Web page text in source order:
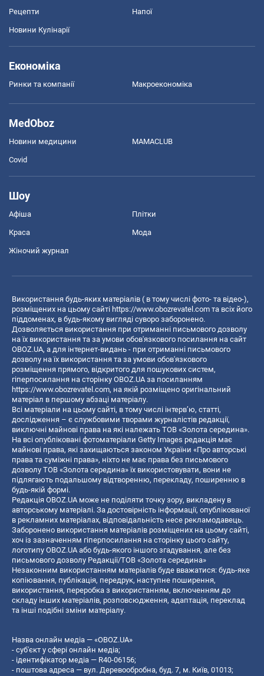
Рецепти Напої
Новини Кулінарії
Економіка
Ринки та компанії Макроекономіка
MedOboz
Новини медицини MAMACLUB
Covid
Шоу
Афіша Плітки
Краса Мода
Жіночий журнал
Використання будь-яких матеріалів ( в тому числі фото- та відео-),
розміщених на цьому сайті https://www.obozrevatel.com та всіх його
піддоменах, в будь-якому вигляді суворо заборонено.
Дозволяється використання при отриманні письмового дозволу
на їх використання та за умови обов'язкового посилання на сайт
OBOZ.UA, а для інтернет-видань - при отриманні письмового
дозволу на їх використання та за умови обов'язкового
розміщення прямого, відкритого для пошукових систем,
гіперпосилання на сторінку OBOZ.UA за посиланням
https://www.obozrevatel.com, на якій розміщено оригінальний
матеріал в першому абзаці матеріалу.
Всі матеріали на цьому сайті, в тому числі інтерв’ю, статті,
дослідження – є службовими творами журналістів редакції,
виключні майнові права на які належать ТОВ «Золота середина».
На всі опубліковані фотоматеріали Getty Images редакція має
майнові права, які захищаються законом України «Про авторські
права та суміжні права», ніхто не має права без письмового
дозволу ТОВ «Золота середина» їх використовувати, вони не
підлягають подальшому відтворенню, перекладу, поширенню в
будь-якій формі.
Редакція OBOZ.UA може не поділяти точку зору, викладену в
авторському матеріалі. За достовірність інформації, опублікованої
в рекламних матеріалах, відповідальність несе рекламодавець.
Заборонено використання матеріалів розміщених на цьому сайті,
хоч із зазначенням гіперпосилання на сторінку цього сайту,
логотипу OBOZ.UA або будь-якого іншого згадування, але без
письмового дозволу Редакції/ТОВ «Золота середина»
Незаконним використанням матеріалів буде вважатися: будь-яке
копiювання, публiкацiя, передрук, наступне поширення,
використання, переробка з використанням, включенням до
складу інших матеріалів, розповсюдження, адаптація, переклад
та інші подібні зміни матеріалу.
Назва онлайн медіа — «OBOZ.UA»
- суб'єкт у сфері онлайн медіа;
- ідентифікатор медіа — R40-06156;
- поштова адреса — вул. Деревообробна, буд. 7, м. Київ, 01013;